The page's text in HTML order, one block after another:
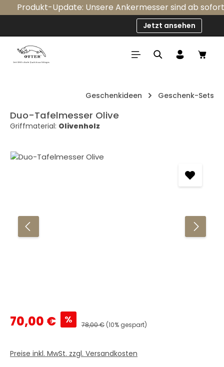
Zum Hauptinhalt springen
Produkt-Update: Unsere Ankermesser sind ab
Jetzt ansehen
Geschenkideen Geschenk-Sets
Duo-Tafelmesser Olive
Griffmaterial: Olivenholz
Bildergalerie überspringen
Verkaufspreis:
70,00 € % Regulärer Preis:
78,00 € (10% gespart)
Preise inkl. MwSt. zzgl. Versandkosten